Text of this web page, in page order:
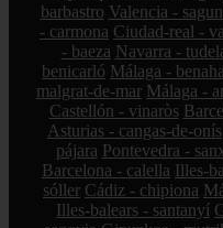
barbastro Valencia -
- carmona Ciudad-real -
- baeza Navarra -
benicarló Málaga -
malgrat-de-mar Málaga -
Castellón - vinaròs
Asturias - cangas-de-onís
pájara Pontevedra -
Barcelona - calella Illes-
sóller Cádiz - chipiona
Illes-balears - santanyí